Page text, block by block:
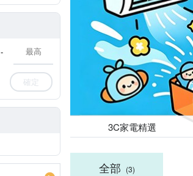
-
確定
3C家電精選
全部 (3)